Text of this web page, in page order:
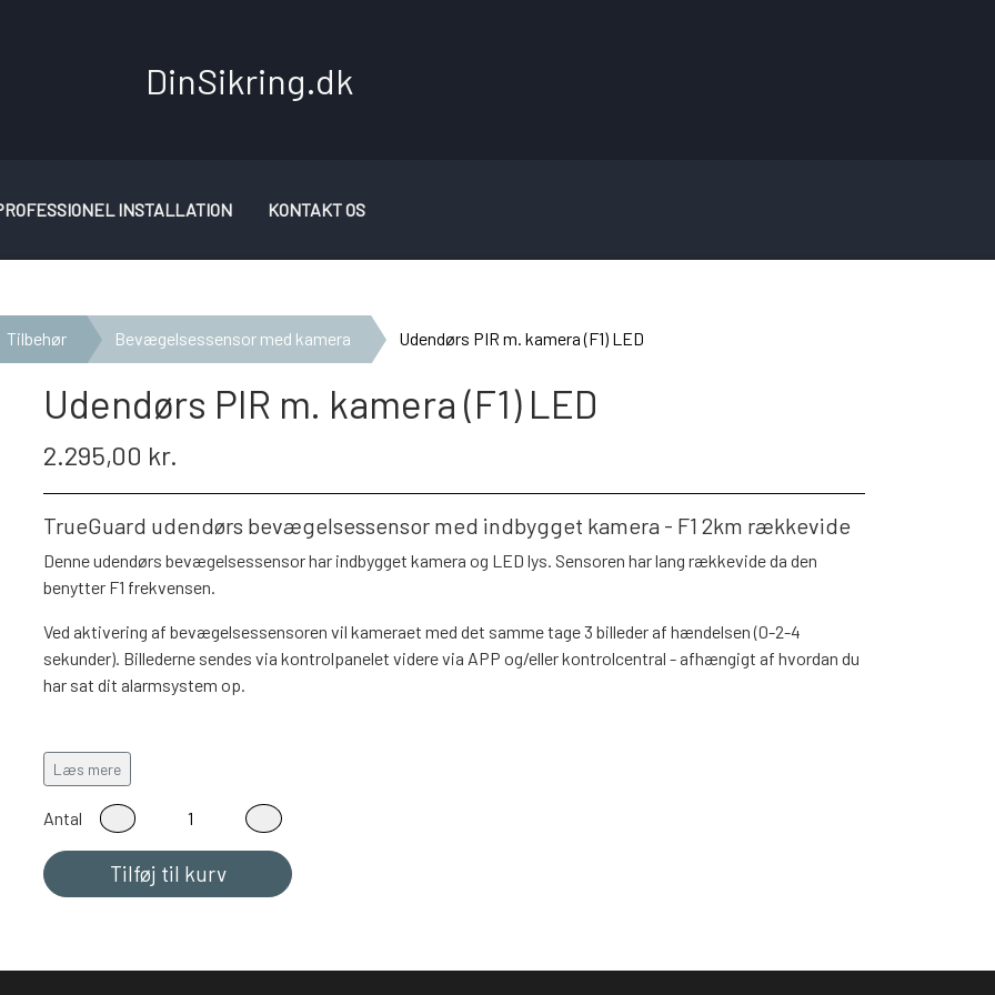
DinSikring.dk
INSTALLATION KONTAKT OS
Tilbehør Bevægelsessensor med kamera Udendørs PIR m. kamera (F1) LED
Udendørs PIR m. kamera (F1) LED
2.295,00 kr.
TrueGuard udendørs bevægelsessensor med indbygget kamera - F1 2km rækkevide
Denne udendørs bevægelsessensor har indbygget kamera og LED lys. Sensoren har lang rækkevide da den
benytter F1 frekvensen.
Ved aktivering af bevægelsessensoren vil kameraet med det samme tage 3 billeder af hændelsen (0-2-4
sekunder). Billederne sendes via kontrolpanelet videre via APP og/eller kontrolcentral - afhængigt af hvordan du
har sat dit alarmsystem op.
Sensoren har lang batterilevetid, lav batteridetektering samt sabotage overvågning.
Sensorens følsomhed kan indstilles for optimal sikring, og er lavet til udendørsbrug med IP55 tæthed.
Kamerasensoren benyttes til at få verificeret alarm – dvs. hvis du kan se indbrudstyve på billederne må du
tilkalde politiet på 1-1-2.
Læs mere
Antal
Tilføj til kurv